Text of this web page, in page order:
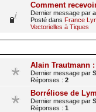
Comment
Dernier message par
Posté dans France
Vectorielles à Tiques
Alain Trautmann
Dernier message par
Réponses : 2
Borréliose de
Dernier message par
Réponses : 1